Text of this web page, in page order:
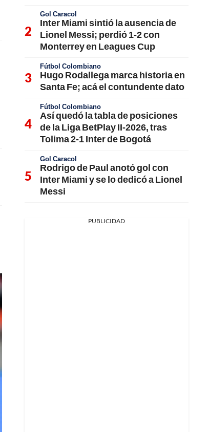
Gol Caracol
Inter Miami sintió la ausencia de
Lionel Messi; perdió 1-2 con
Monterrey en Leagues Cup
Fútbol Colombiano
Hugo Rodallega marca historia en
Santa Fe; acá el contundente dato
Fútbol Colombiano
Así quedó la tabla de posiciones
de la Liga BetPlay II-2026, tras
Tolima 2-1 Inter de Bogotá
Gol Caracol
Rodrigo de Paul anotó gol con
Inter Miami y se lo dedicó a Lionel
Messi
PUBLICIDAD